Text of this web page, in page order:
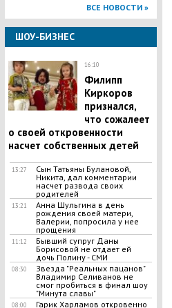
ВСЕ НОВОСТИ »
ШОУ-БИЗНЕС
16:10
Филипп
Киркоров
признался,
что сожалеет
о своей откровенности
насчет собственных детей
13:27
Сын Татьяны Булановой,
Никита, дал комментарии
насчет развода своих
родителей
13:21
Анна Шульгина в день
рождения своей матери,
Валерии, попросила у нее
прощения
11:12
Бывший супруг Даны
Борисовой не отдает ей
дочь Полину - СМИ
08:30
Звезда "Реальных пацанов"
Владимир Селиванов не
смог пробиться в финал шоу
"Минута славы"
08:00
Гарик Харламов откровенно